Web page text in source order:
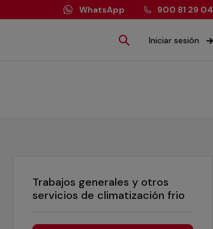
WhatsApp 900 81 29 04
Iniciar sesión
Trabajos generales y otros
servicios de climatización frio